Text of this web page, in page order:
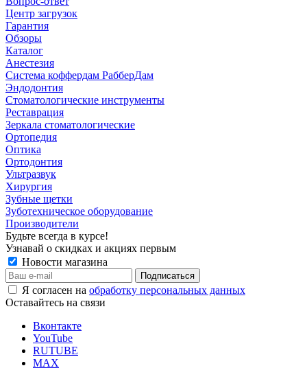
Центр загрузок
Гарантия
Обзоры
Каталог
Анестезия
Система коффердам РабберДам
Эндодонтия
Стоматологические инструменты
Реставрация
Зеркала стоматологические
Ортопедия
Оптика
Ортодонтия
Ультразвук
Хирургия
Зубные щетки
Зуботехническое оборудование
Производители
Будьте всегда в курсе!
Узнавай о скидках и акциях первым
Новости магазина
Я согласен на обработку персональных данных
Оставайтесь на связи
Вконтакте
YouTube
RUTUBE
MAX